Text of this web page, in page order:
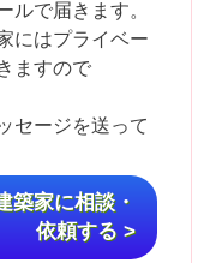
で届きます。
にはプライベー
ますので
セージを送って
築家に相談・
依頼する >